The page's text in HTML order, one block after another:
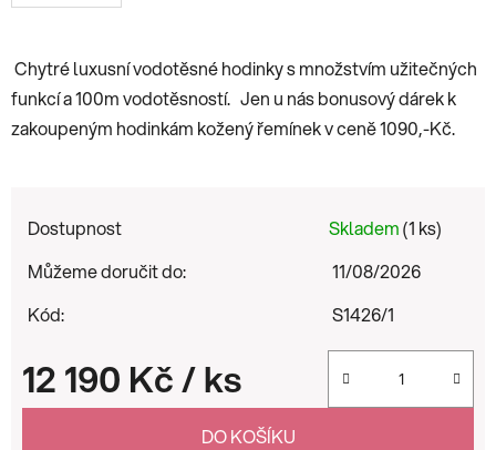
Chytré luxusní vodotěsné hodinky s množstvím užitečných
funkcí a 100m vodotěsností. Jen u nás bonusový dárek k
zakoupeným hodinkám kožený řemínek v ceně 1090,-Kč.
Dostupnost Skladem(1 ks)
Můžeme doručit do:
11/08/2026
Kód:
S1426/1
12 190 Kč/ ks
Měrná cena:
DO KOŠÍKU